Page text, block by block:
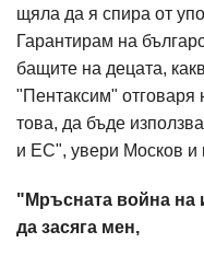
щяла да я спира от
Гарантирам на
бащите на децата,
"Пентаксим" отговаря
това, да бъде
и ЕС", увери Москов и
"Мръсната война на
да засяга мен,